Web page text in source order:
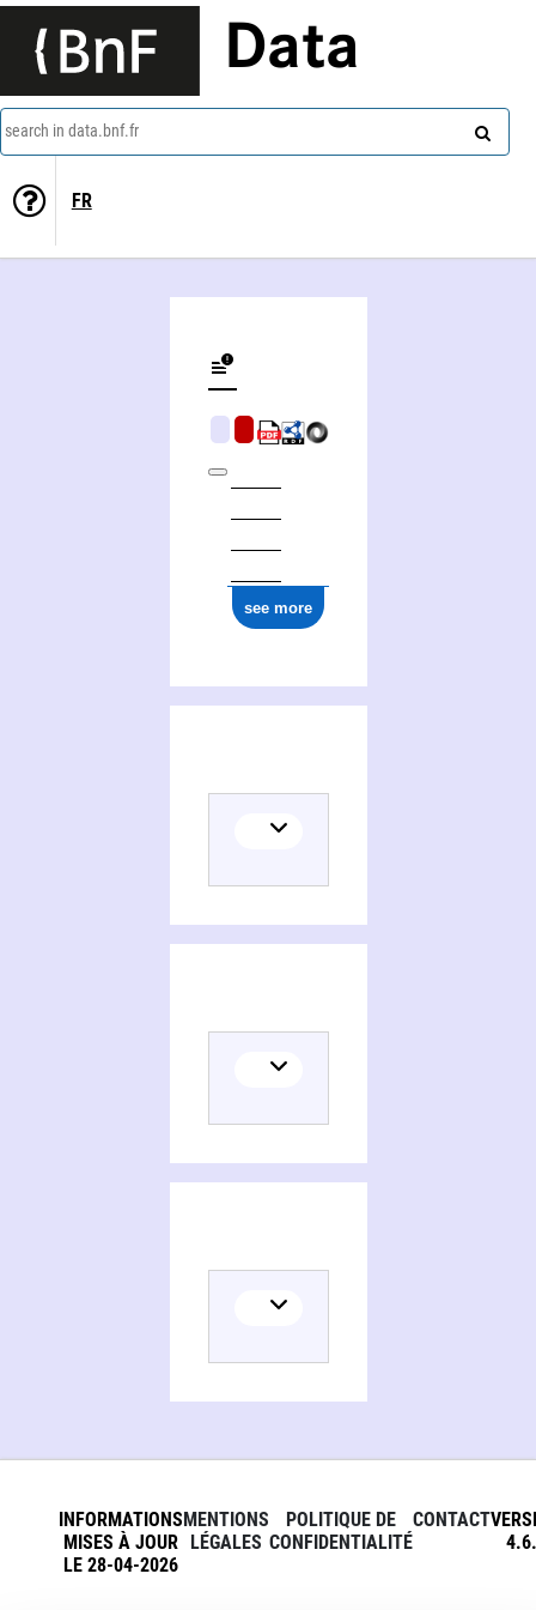
Data
search in data.bnf.fr
FR
see more
INFORMATIONS
MISES À JOUR
LE 28-04-2026
MENTIONS
LÉGALES
POLITIQUE DE
CONFIDENTIALITÉ
CONTACT